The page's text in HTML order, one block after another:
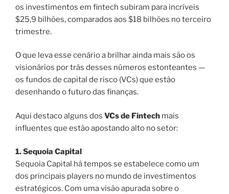
os investimentos em fintech subiram para incríveis
$25,9 bilhões, comparados aos $18 bilhões no terceiro
trimestre.
O que leva esse cenário a brilhar ainda mais são os
visionários por trás desses números estonteantes —
os fundos de capital de risco (VCs) que estão
desenhando o futuro das finanças.
Aqui destaco alguns dos VCs de Fintech mais
influentes que estão apostando alto no setor:
1. Sequoia Capital
Sequoia Capital há tempos se estabelece como um
dos principais players no mundo de investimentos
estratégicos. Com uma visão apurada sobre o